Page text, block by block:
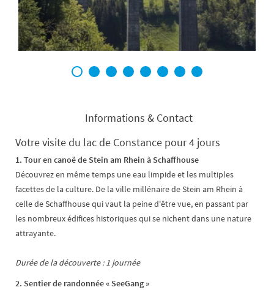
1 2 3 4 5 6 7 8
Informations & Contact
Votre visite du lac de Constance pour 4 jours
1. Tour en canoë de Stein am Rhein à Schaffhouse
Découvrez en même temps une eau limpide et les multiples
facettes de la culture. De la ville millénaire de Stein am Rhein à
celle de Schaffhouse qui vaut la peine d'être vue, en passant par
les nombreux édifices historiques qui se nichent dans une nature
attrayante.
Durée de la découverte : 1 journée
2. Sentier de randonnée « SeeGang »